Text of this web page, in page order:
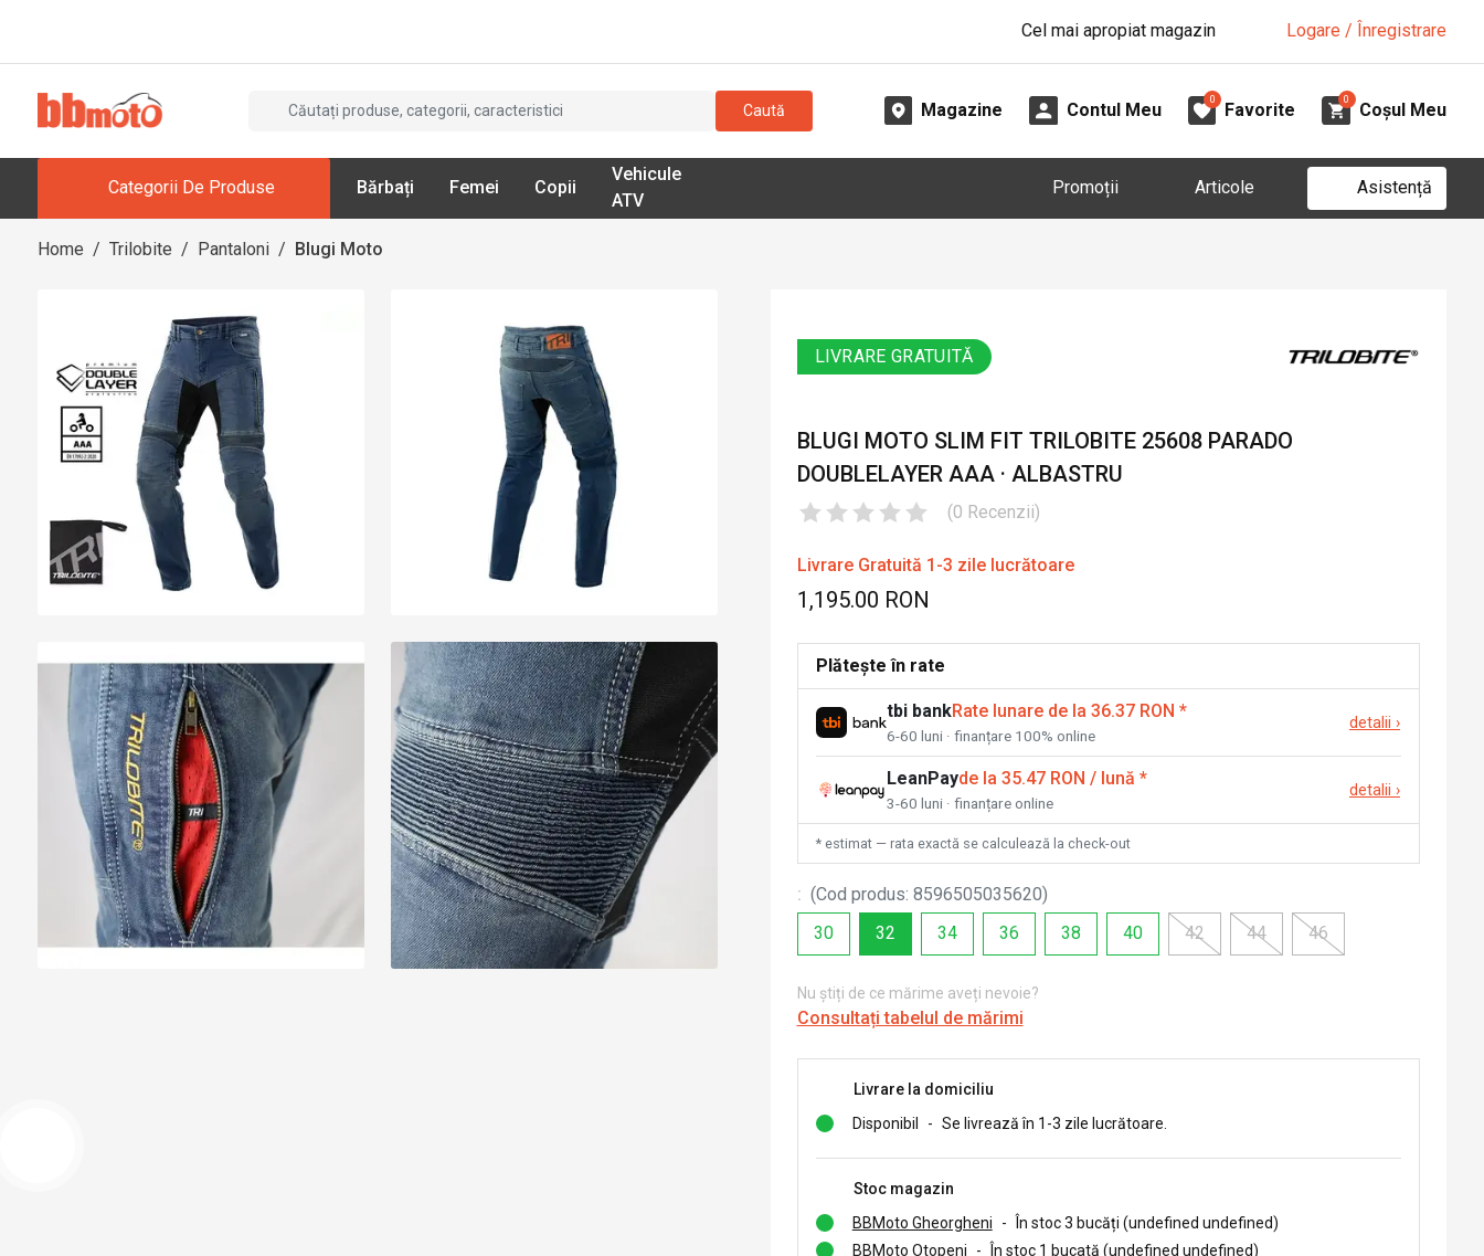
Cel mai apropiat magazin Logare / Înregistrare
Caută Magazine Contul Meu
0
Favorite
0
Coșul Meu
Categorii De Produse Bărbați Femei Copii
Vehicule
ATV
Promoții Articole Asistență
Home / Trilobite / Pantaloni / Blugi Moto
LIVRARE GRATUITĂ
BLUGI MOTO SLIM FIT TRILOBITE 25608 PARADO
DOUBLELAYER AAA · ALBASTRU
(0 Recenzii)
Livrare Gratuită 1-3 zile lucrătoare
1,195.00 RON
Plătește în rate
tbi bankRate lunare de la 36.37 RON *
6-60 luni · finanțare 100% online
detalii ›
LeanPayde la 35.47 RON / lună *
3-60 luni · finanțare online
detalii ›
* estimat — rata exactă se calculează la check-out
: (Cod produs: 8596505035620)
30
32 34 36 38 40 42 44 46
Nu știți de ce mărime aveți nevoie?
Consultați tabelul de mărimi
Livrare la domiciliu
Disponibil
- Se livrează în 1-3 zile lucrătoare.
Stoc magazin
BBMoto Gheorgheni
-
În stoc 3 bucăți (undefined undefined)
BBMoto Otopeni
-
În stoc 1 bucată (undefined undefined)